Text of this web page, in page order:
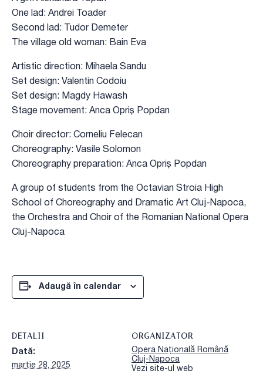
One lad: Andrei Toader
Second lad: Tudor Demeter
The village old woman: Bain Eva
Artistic direction: Mihaela Sandu
Set design: Valentin Codoiu
Set design: Magdy Hawash
Stage movement: Anca Opriș Popdan
Choir director: Corneliu Felecan
Choreography: Vasile Solomon
Choreography preparation: Anca Opriș Popdan
A group of students from the Octavian Stroia High
School of Choreography and Dramatic Art Cluj-Napoca,
the Orchestra and Choir of the Romanian National Opera
Cluj-Napoca
Adaugă în calendar
DETALII
Dată:
martie 28, 2025
ORGANIZATOR
Opera Națională Română
Cluj-Napoca
Vezi site-ul web